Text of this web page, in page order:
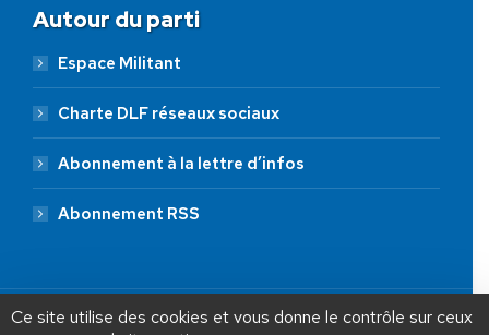
Autour du parti
Espace Militant
Charte DLF réseaux sociaux
Abonnement à la lettre d’infos
Abonnement RSS
JE FAIS UN DON À DLF
Ce site utilise des cookies et vous donne le contrôle sur ceux